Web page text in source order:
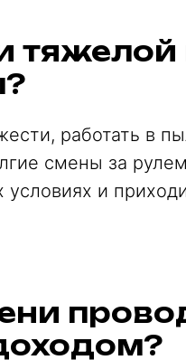
тяжелой
работать в
смены за
и